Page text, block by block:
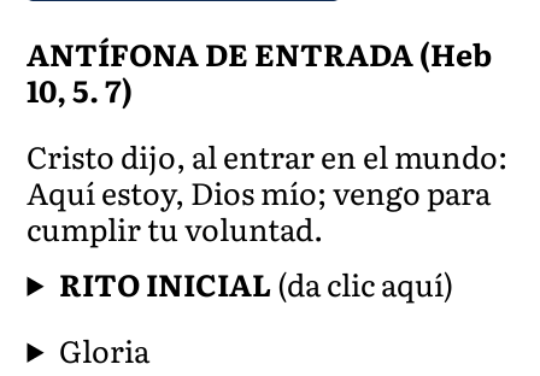
ANTÍFONA DE ENTRADA (Heb
10, 5. 7)
Cristo dijo, al entrar en el mundo:
Aquí estoy, Dios mío; vengo para
cumplir tu voluntad.
RITO INICIAL(da clic aquí)
Gloria